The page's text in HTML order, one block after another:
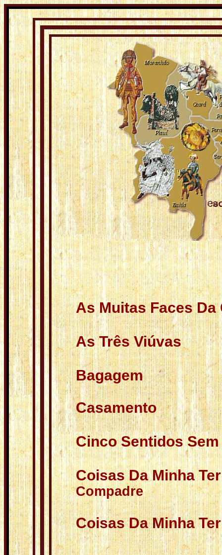
As Muitas Faces Da
As Três Viúvas
Bagagem
Casamento
Cinco Sentidos
Coisas Da Minha
Compadre
Coisas Da Minha